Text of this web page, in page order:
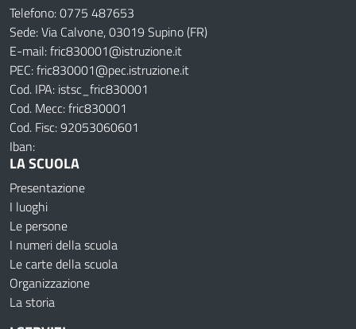
Telefono: 0775 487653
Sede: Via Calvone, 03019 Supino (FR)
E-mail: fric830001@istruzione.it
PEC: fric830001@pec.istruzione.it
Cod. IPA: istsc_fric830001
Cod. Mecc: fric830001
Cod. Fisc: 92053060601
Iban:
LA SCUOLA
Presentazione
I luoghi
Le persone
I numeri della scuola
Le carte della scuola
Organizzazione
La storia